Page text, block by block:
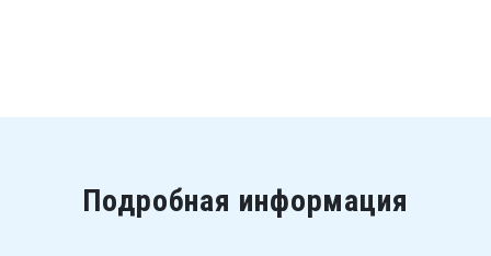
Подробная информация